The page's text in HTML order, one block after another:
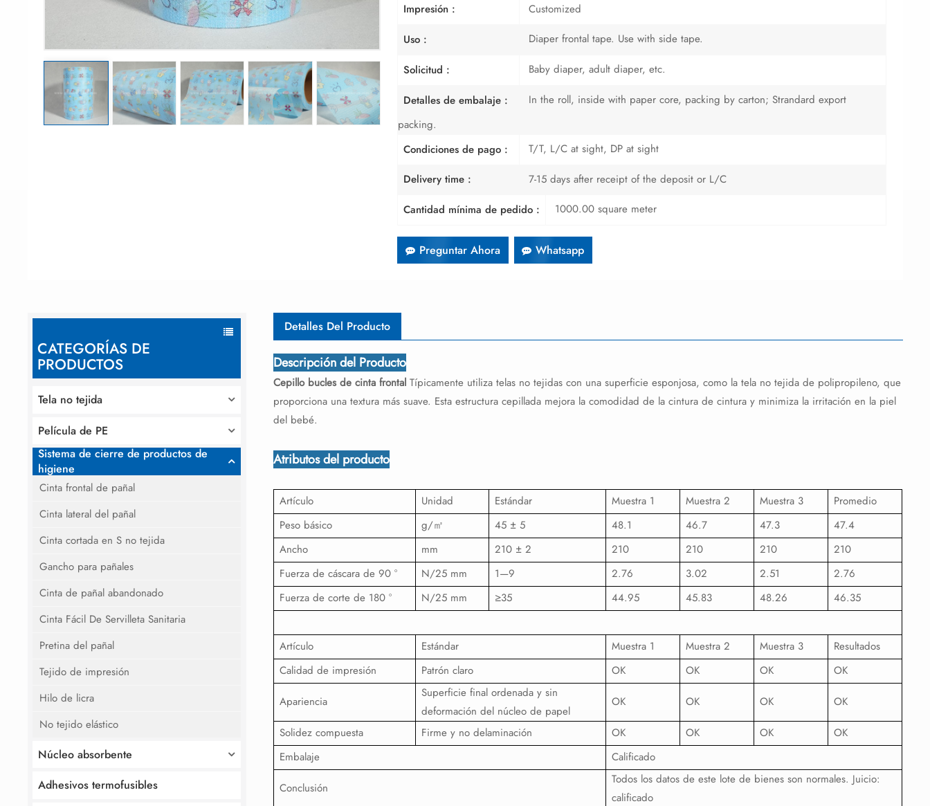
Impresión : Customized
Uso : Diaper frontal tape. Use with side tape.
Solicitud : Baby diaper, adult diaper, etc.
Detalles de embalaje :
In the roll, inside with paper core, packing by carton; Strandard export
packing.
Condiciones de pago :
T/T, L/C at sight, DP at sight
Delivery time : 7-15 days after receipt of the deposit or L/C
Cantidad mínima de pedido : 1000.00 square meter
Preguntar Ahora Whatsapp
CATEGORÍAS DE
PRODUCTOS
Tela no tejida
Película de PE
Sistema de cierre de productos de
higiene
Cinta frontal de pañal
Cinta lateral del pañal
Cinta cortada en S no tejida
Gancho para pañales
Cinta de pañal abandonado
Cinta Fácil De Servilleta Sanitaria
Pretina del pañal
Tejido de impresión
Hilo de licra
No tejido elástico
Núcleo absorbente
Adhesivos termofusibles
Detalles Del Producto
Descripción del Producto
Cepillo bucles de cinta frontalTípicamente utiliza telas no tejidas con una superficie esponjosa, como la tela no tejida de polipropileno, que
proporciona una textura más suave. Esta estructura cepillada mejora la comodidad de la cintura de cintura y minimiza la irritación en la piel
del bebé.
Atributos del producto
Artículo Unidad Estándar Muestra 1 Muestra 2 Muestra 3
Promedio
Peso básico
g/㎡ 45 ± 5 48.1 46.7 47.3
47.4
Ancho
mm 210 ± 2 210 210 210
210
Fuerza de cáscara de 90 °
N/25 mm 1—9 2.76 3.02 2.51
2.76
Fuerza de corte de 180 °
N/25 mm ≥35 44.95 45.83 48.26 46.35
Artículo Estándar Muestra 1 Muestra 2 Muestra 3
Resultados
Calidad de impresión
Patrón claro OK OK OK OK
Apariencia
Superficie final ordenada y sin
deformación del núcleo de papel
OK OK OK OK
Solidez compuesta Firme y no delaminación OK OK OK
OK
Embalaje
Calificado
Conclusión
Todos los datos de este lote de bienes son normales. Juicio:
calificado